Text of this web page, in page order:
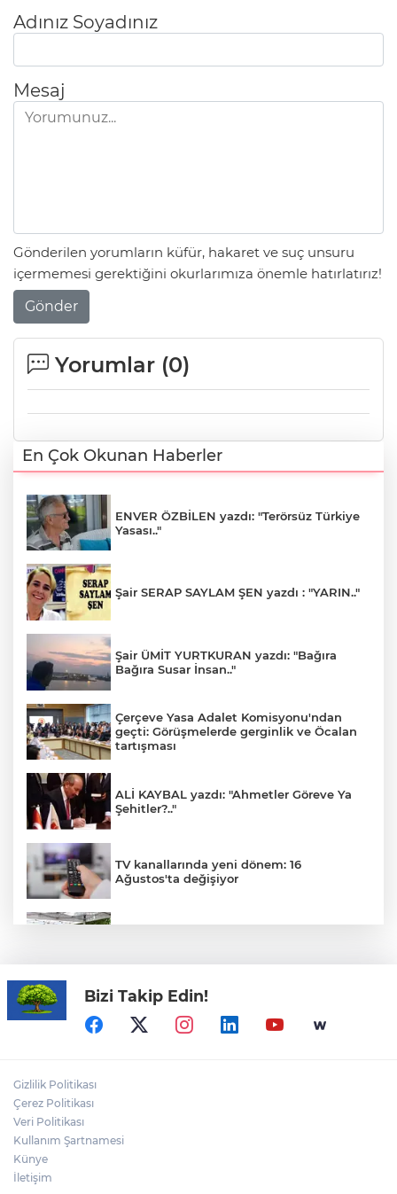
Adınız Soyadınız
Mesaj
Gönderilen yorumların küfür, hakaret ve suç unsuru
içermemesi gerektiğini okurlarımıza önemle hatırlatırız!
Gönder
Yorumlar (0)
En Çok Okunan Haberler
ENVER ÖZBİLEN yazdı: "Terörsüz Türkiye
Yasası.."
Şair SERAP SAYLAM ŞEN yazdı : "YARIN.."
Şair ÜMİT YURTKURAN yazdı: "Bağıra
Bağıra Susar İnsan.."
Çerçeve Yasa Adalet Komisyonu'ndan
geçti: Görüşmelerde gerginlik ve Öcalan
tartışması
ALİ KAYBAL yazdı: "Ahmetler Göreve Ya
Şehitler?.."
TV kanallarında yeni dönem: 16
Ağustos'ta değişiyor
Menderes Belediye Başkanı İlkay Çiçek
görevden uzaklaştırıldı
Siyasetçilere taş çıkartan Vali
Bizi Takip Edin!
Gizlilik Politikası
Çerez Politikası
Veri Politikası
Kullanım Şartnamesi
Künye
İletişim